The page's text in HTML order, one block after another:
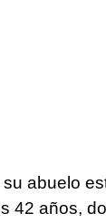
abuelo
42 años,